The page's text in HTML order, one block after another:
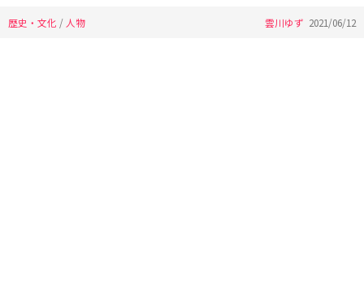
歴史・文化 / 人物 雲川ゆず 2021/06/12